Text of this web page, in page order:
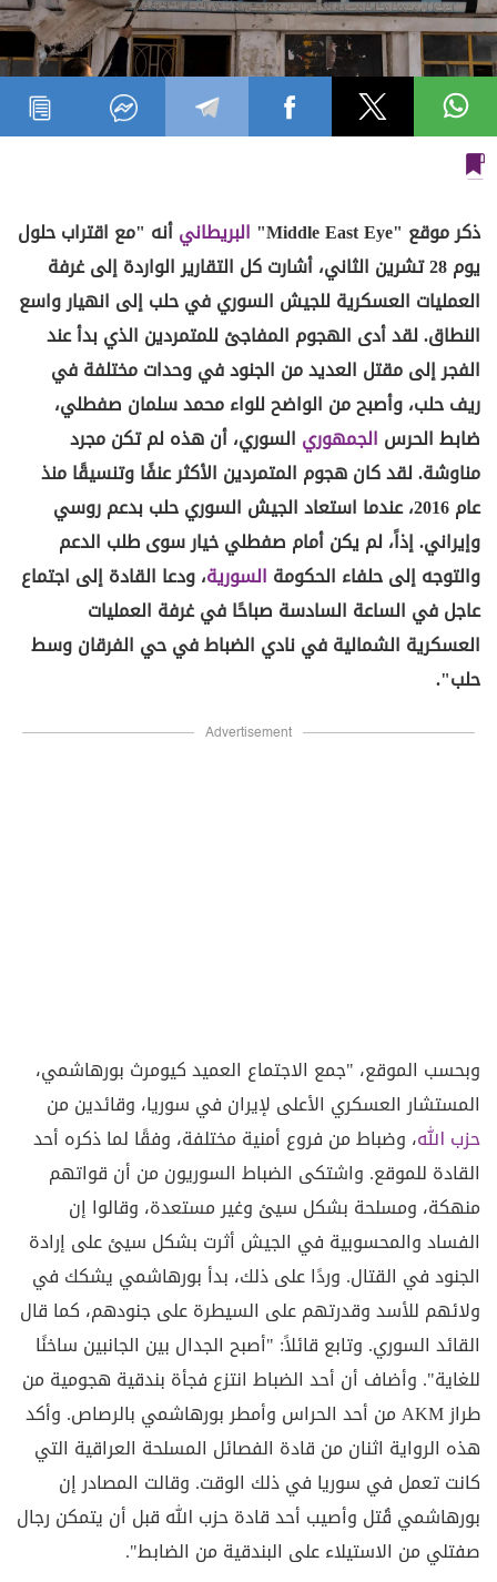
ذكر موقع "Middle East Eye" البريطانيأنه "مع اقتراب حلول
يوم 28 تشرين الثاني، أشارت كل التقارير الواردة إلى غرفة
العمليات العسكرية للجيش السوري في حلب إلى انهيار واسع
النطاق. لقد أدى الهجوم المفاجئ للمتمردين الذي بدأ عند
الفجر إلى مقتل العديد من الجنود في وحدات مختلفة في
ريف حلب، وأصبح من الواضح للواء محمد سلمان صفطلي،
ضابط الحرس الجمهوري السوري، أن هذه لم تكن مجرد
مناوشة. لقد كان هجوم المتمردين الأكثر عنفًا وتنسيقًا منذ
عام 2016، عندما استعاد الجيش السوري حلب بدعم روسي
وإيراني. إذاً، لم يكن أمام صفطلي خيار سوى طلب الدعم
والتوجه إلى حلفاء الحكومة السورية، ودعا القادة إلى اجتماع
عاجل في الساعة السادسة صباحًا في غرفة العمليات
العسكرية الشمالية في نادي الضباط في حي الفرقان وسط
حلب".
Advertisement
وبحسب الموقع، "جمع الاجتماع العميد كيومرث بورهاشمي،
المستشار العسكري الأعلى لإيران في سوريا، وقائدين من
حزب الله، وضباط من فروع أمنية مختلفة، وفقًا لما ذكره أحد
القادة للموقع. واشتكى الضباط السوريون من أن قواتهم
منهكة، ومسلحة بشكل سيئ وغير مستعدة، وقالوا إن
الفساد والمحسوبية في الجيش أثرت بشكل سيئ على إرادة
الجنود في القتال. وردًا على ذلك، بدأ بورهاشمي يشكك في
ولائهم للأسد وقدرتهم على السيطرة على جنودهم، كما قال
القائد السوري. وتابع قائلاً: "أصبح الجدال بين الجانبين ساخنًا
للغاية". وأضاف أن أحد الضباط انتزع فجأة بندقية هجومية من
طراز AKM من أحد الحراس وأمطر بورهاشمي بالرصاص. وأكد
هذه الرواية اثنان من قادة الفصائل المسلحة العراقية التي
كانت تعمل في سوريا في ذلك الوقت. وقالت المصادر إن
بورهاشمي قُتل وأصيب أحد قادة حزب الله قبل أن يتمكن رجال
صفتلي من الاستيلاء على البندقية من الضابط".